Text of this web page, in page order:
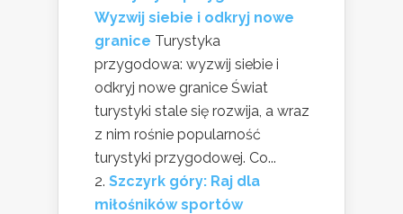
Wyzwij siebie i odkryj nowe
granice Turystyka
przygodowa: wyzwij siebie i
odkryj nowe granice Świat
turystyki stale się rozwija, a wraz
z nim rośnie popularność
turystyki przygodowej. Co...
Szczyrk góry: Raj dla
miłośników sportów